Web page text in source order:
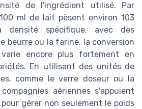
de l'ingrédient utilisé. Par
ml de lait pèsent environ 103
densité spécifique, avec des
beurre ou la farine, la conversion
varie encore plus fortement en
En utilisant des unités de
comme le verre doseur ou la
aériennes s'appuient
gérer non seulement le poids